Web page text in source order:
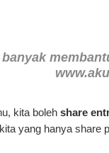
banyak
kita boleh share
yang hanya share